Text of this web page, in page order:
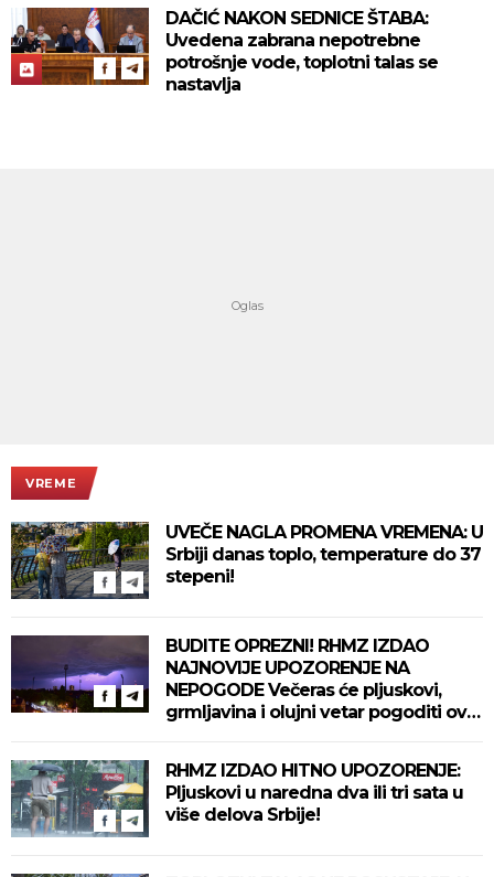
DAČIĆ NAKON SEDNICE ŠTABA:
Uvedena zabrana nepotrebne
potrošnje vode, toplotni talas se
nastavlja
VREME
UVEČE NAGLA PROMENA VREMENA: U
Srbiji danas toplo, temperature do 37
stepeni!
BUDITE OPREZNI! RHMZ IZDAO
NAJNOVIJE UPOZORENJE NA
NEPOGODE Večeras će pljuskovi,
grmljavina i olujni vetar pogoditi ove
RHMZ IZDAO HITNO UPOZORENJE:
Pljuskovi u naredna dva ili tri sata u
više delova Srbije!